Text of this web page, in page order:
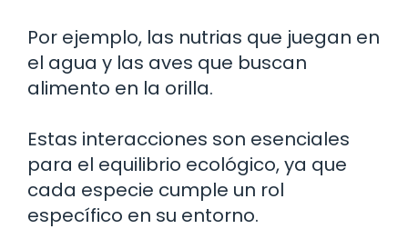
Por ejemplo, las nutrias que juegan en
el agua y las aves que buscan
alimento en la orilla.
Estas interacciones son esenciales
para el equilibrio ecológico, ya que
cada especie cumple un rol
específico en su entorno.